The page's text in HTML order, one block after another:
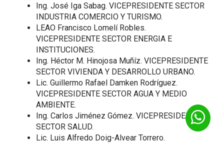
Ing. José Iga Sabag. VICEPRESIDENTE SECTOR
INDUSTRIA COMERCIO Y TURISMO.
LEAO Francisco Lomelí Robles.
VICEPRESIDENTE SECTOR ENERGIA E
INSTITUCIONES.
Ing. Héctor M. Hinojosa Muñíz. VICEPRESIDENTE
SECTOR VIVIENDA Y DESARROLLO URBANO.
Lic. Guillermo Rafael Damken Rodríguez.
VICEPRESIDENTE SECTOR AGUA Y MEDIO
AMBIENTE.
Ing. Carlos Jiménez Gómez. VICEPRESIDENTE
SECTOR SALUD.
Lic. Luis Alfredo Doig-Alvear Torrero.